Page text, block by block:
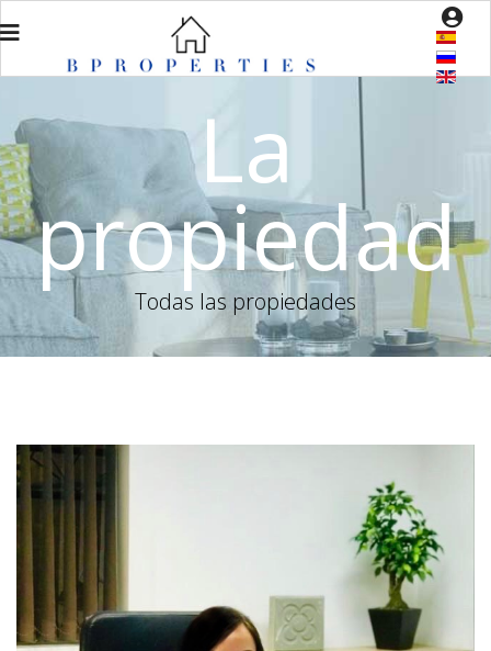
La
propiedad
Todas las propiedades